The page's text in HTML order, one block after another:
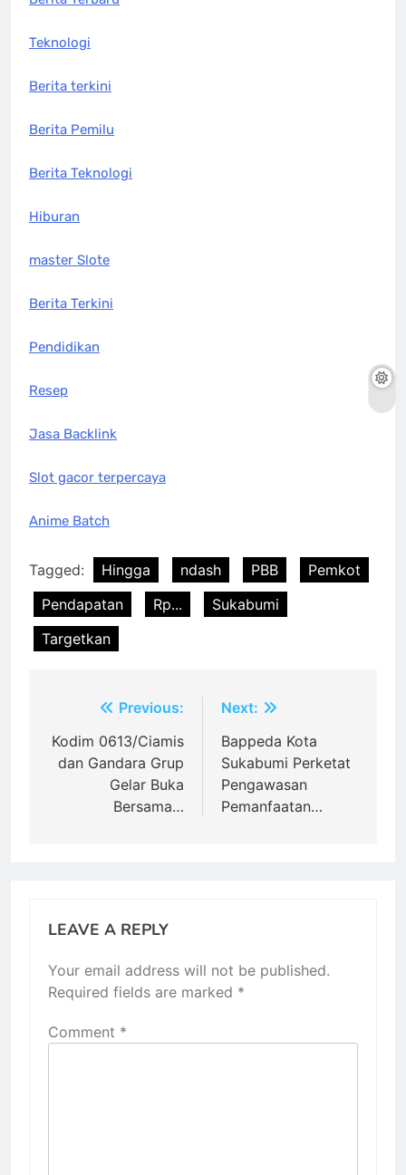
Teknologi
Berita terkini
Berita Pemilu
Berita Teknologi
Hiburan
master Slote
Berita Terkini
Pendidikan
Resep
Jasa Backlink
Slot gacor terpercaya
Anime Batch
Tagged: Hingga ndash PBB
Pemkot
Pendapatan
Rp...
Sukabumi
Targetkan
navigation
Previous:
Kodim 0613/Ciamis
dan Gandara Grup
Gelar Buka
Bersama…
Next:
Bappeda Kota
Sukabumi Perketat
Pengawasan
Pemanfaatan…
LEAVE A REPLY
Your email address will not be published.
Required fields are marked *
Comment *